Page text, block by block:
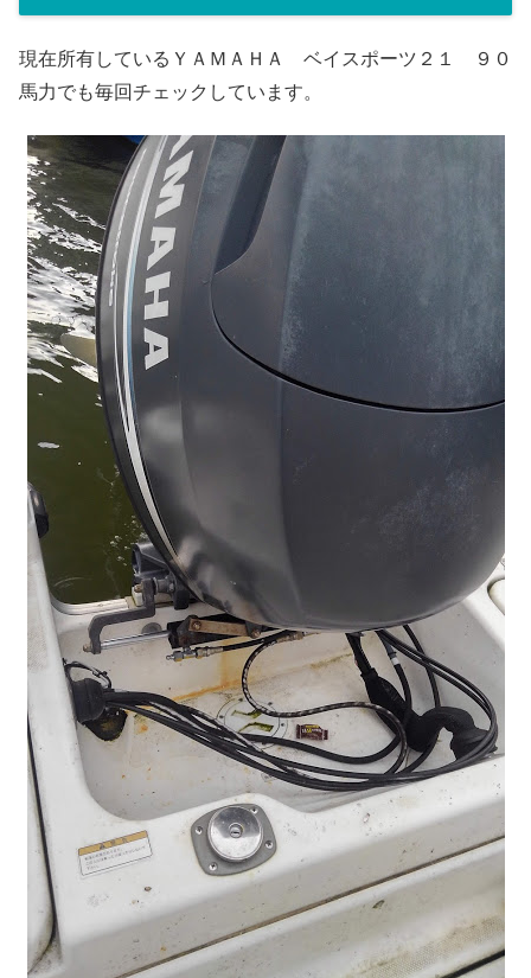
現在所有しているＹＡＭＡＨＡ ベイスポーツ２１ ９０
馬力でも毎回チェックしています。